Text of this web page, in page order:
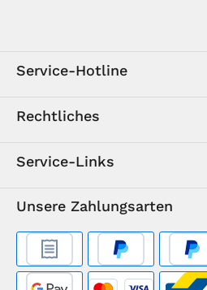
Service-Hotline
Rechtliches
Service-Links
Unsere Zahlungsarten